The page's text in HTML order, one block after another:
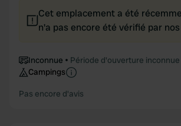
Cet emplacement a été
n'a pas encore été vérifié par
Inconnue
Période d'ouverture inconnue
Campings
Pas encore d'avis